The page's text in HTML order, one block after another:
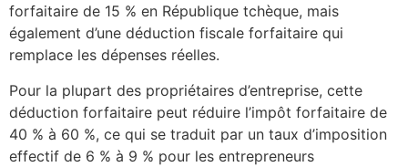
forfaitaire de 15 % en République tchèque, mais
également d’une déduction fiscale forfaitaire qui
remplace les dépenses réelles.
Pour la plupart des propriétaires d’entreprise, cette
déduction forfaitaire peut réduire l’impôt forfaitaire de
40 % à 60 %, ce qui se traduit par un taux d’imposition
effectif de 6 % à 9 % pour les entrepreneurs